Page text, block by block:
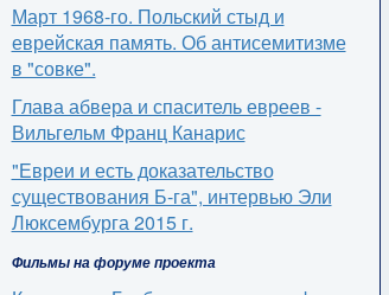
Март 1968-го. Польский стыд и
еврейская память. Об антисемитизме
в "совке".
Глава абвера и спаситель евреев -
Вильгельм Франц Канарис
"Евреи и есть доказательство
существования Б-га", интервью Эли
Люксембурга 2015 г.
Фильмы на форуме проекта